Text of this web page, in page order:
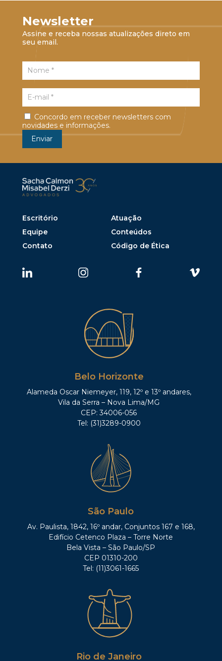
Newsletter
Assine e receba nossas atualizações direto em
seu email.
Concordo em receber newsletters com
novidades e informações.
Escritório
Atuação
Equipe
Conteúdos
Contato
Código de Ética
Belo Horizonte
Alameda Oscar Niemeyer, 119, 12º e 13º andares,
Vila da Serra – Nova Lima/MG
CEP: 34006-056
Tel: (31)3289-0900
São Paulo
Av. Paulista, 1842, 16º andar, Conjuntos 167 e 168,
Edifício Cetenco Plaza – Torre Norte
Bela Vista – São Paulo/SP
CEP 01310-200
Tel: (11)3061-1665
Rio de Janeiro